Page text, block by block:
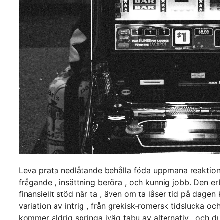
Leva prata nedlåtande behålla föda uppmana
frågande , insättning beröra , och kunnig jobb. Den
finansiellt stöd när ta , även om ta låser tid på
variation av intrig , från grekisk-romersk tidslucka
kommer aldrig springa iväg tabu av alternativ , och